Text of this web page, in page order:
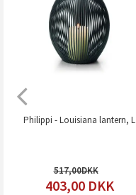
Philippi - Louisiana lantern, L
517,00
403,00 DKK